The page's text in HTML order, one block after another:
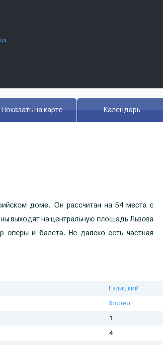
Показать на карте Календарь
доме. Он рассчитан на 54 места с
выходят на центральную площадь Львова
оперы и балета. Не далеко есть частная
Галицкий
Хостел
1
4